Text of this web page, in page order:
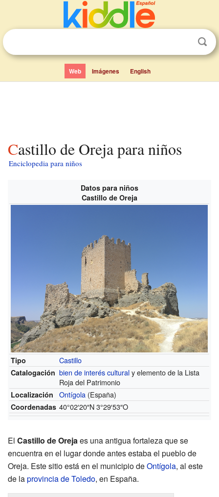
Web Imágenes English
Castillo de Oreja para niños
Enciclopedia para niños
Datos para niños
Castillo de Oreja
Tipo Castillo
Catalogación bien de interés culturaly elemento de la Lista
Roja del Patrimonio
Localización Ontígola (España)
Coordenadas 40°02′20″N3°29′53″O
El Castillo de Orejaes una antigua fortaleza que se
encuentra en el lugar donde antes estaba el pueblo de
Oreja. Este sitio está en el municipio deOntígola, al este
de laprovincia de Toledo, en España.